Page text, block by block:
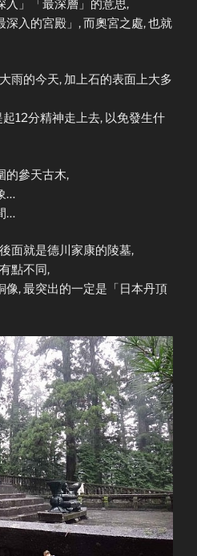
入」「最深層」的意思,
入的宮殿」, 而奧宮之處, 也就
雨的今天, 加上石的表面上大多
12分精神走上去, 以免發生什
的參天古木,
…
…
面就是德川家康的陵墓,
點不同,
, 最突出的一定是「日本丹頂